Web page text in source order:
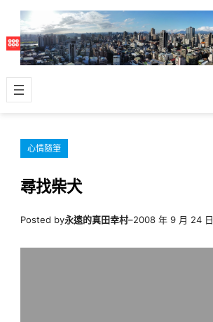
主
容
心情隨筆
尋找柴犬
Posted by永遠的真田幸村–2008 年 9 月 24 日